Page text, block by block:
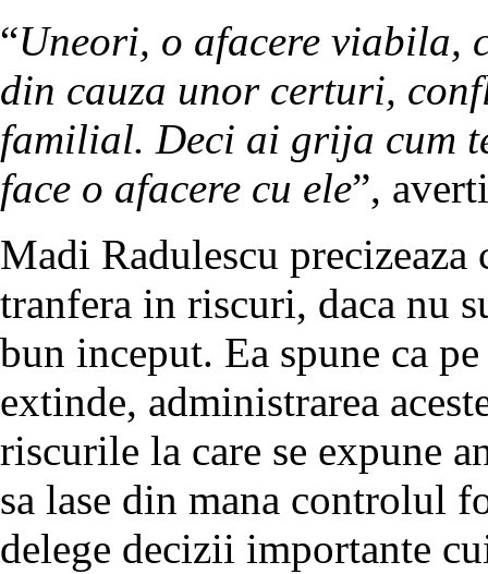
“Uneori, o afacere viabila,
din cauza unor certuri,
familial. Deci ai grija cum
face o afacere cu ele”,
Madi Radulescu precizeaza
tranfera in riscuri, daca nu
bun inceput. Ea spune ca
extinde, administrarea
riscurile la care se expune
sa lase din mana controlul
delege decizii importante